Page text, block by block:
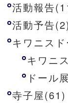
活動報告
活動予告(2)
キワニス
キワニ
ドール
寺子屋(61)